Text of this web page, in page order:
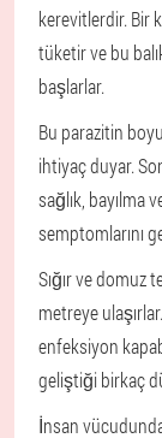
kerevitlerdir. Bir
tüketir ve bu
başlarlar.
Bu parazitin
ihtiyaç duyar.
sağlık, bayılma
semptomlarını
Sığır ve domuz
metreye
enfeksiyon
geliştiği birkaç
İnsan